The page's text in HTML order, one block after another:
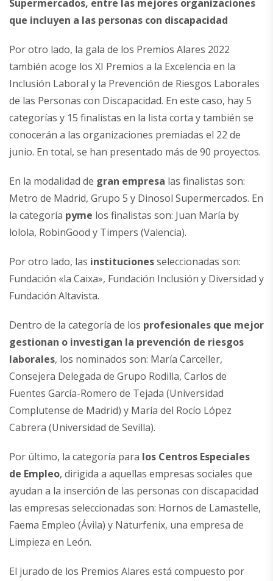
Supermercados, entre las mejores organizaciones
que incluyen a las personas con discapacidad
Por otro lado, la gala de los Premios Alares 2022
también acoge los XI Premios a la Excelencia en la
Inclusión Laboral y la Prevención de Riesgos Laborales
de las Personas con Discapacidad. En este caso, hay 5
categorías y 15 finalistas en la lista corta y también se
conocerán a las organizaciones premiadas el 22 de
junio. En total, se han presentado más de 90 proyectos.
En la modalidad de gran empresa las finalistas son:
Metro de Madrid, Grupo 5 y Dinosol Supermercados. En
la categoría pyme los finalistas son: Juan María by
lolola, RobinGood y Timpers (Valencia).
Por otro lado, las institucionesseleccionadas son:
Fundación «la Caixa», Fundación Inclusión y Diversidad y
Fundación Altavista.
Dentro de la categoría de los profesionales que mejor
gestionan o investigan la prevención de riesgos
laborales, los nominados son: María Carceller,
Consejera Delegada de Grupo Rodilla, Carlos de
Fuentes García-Romero de Tejada (Universidad
Complutense de Madrid) y María del Rocío López
Cabrera (Universidad de Sevilla).
Por último, la categoría para los Centros Especiales
de Empleo, dirigida a aquellas empresas sociales que
ayudan a la inserción de las personas con discapacidad
las empresas seleccionadas son: Hornos de Lamastelle,
Faema Empleo (Ávila) y Naturfenix, una empresa de
Limpieza en León.
El jurado de los Premios Alares está compuesto por